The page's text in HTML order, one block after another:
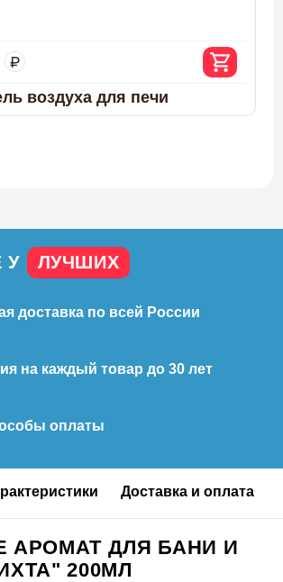
воздуха для печи
У ЛУЧШИХ
доставка по всей России
на каждый товар до 30 лет
оплаты
Доставка и оплата
АРОМАТ ДЛЯ БАНИ И
200МЛ